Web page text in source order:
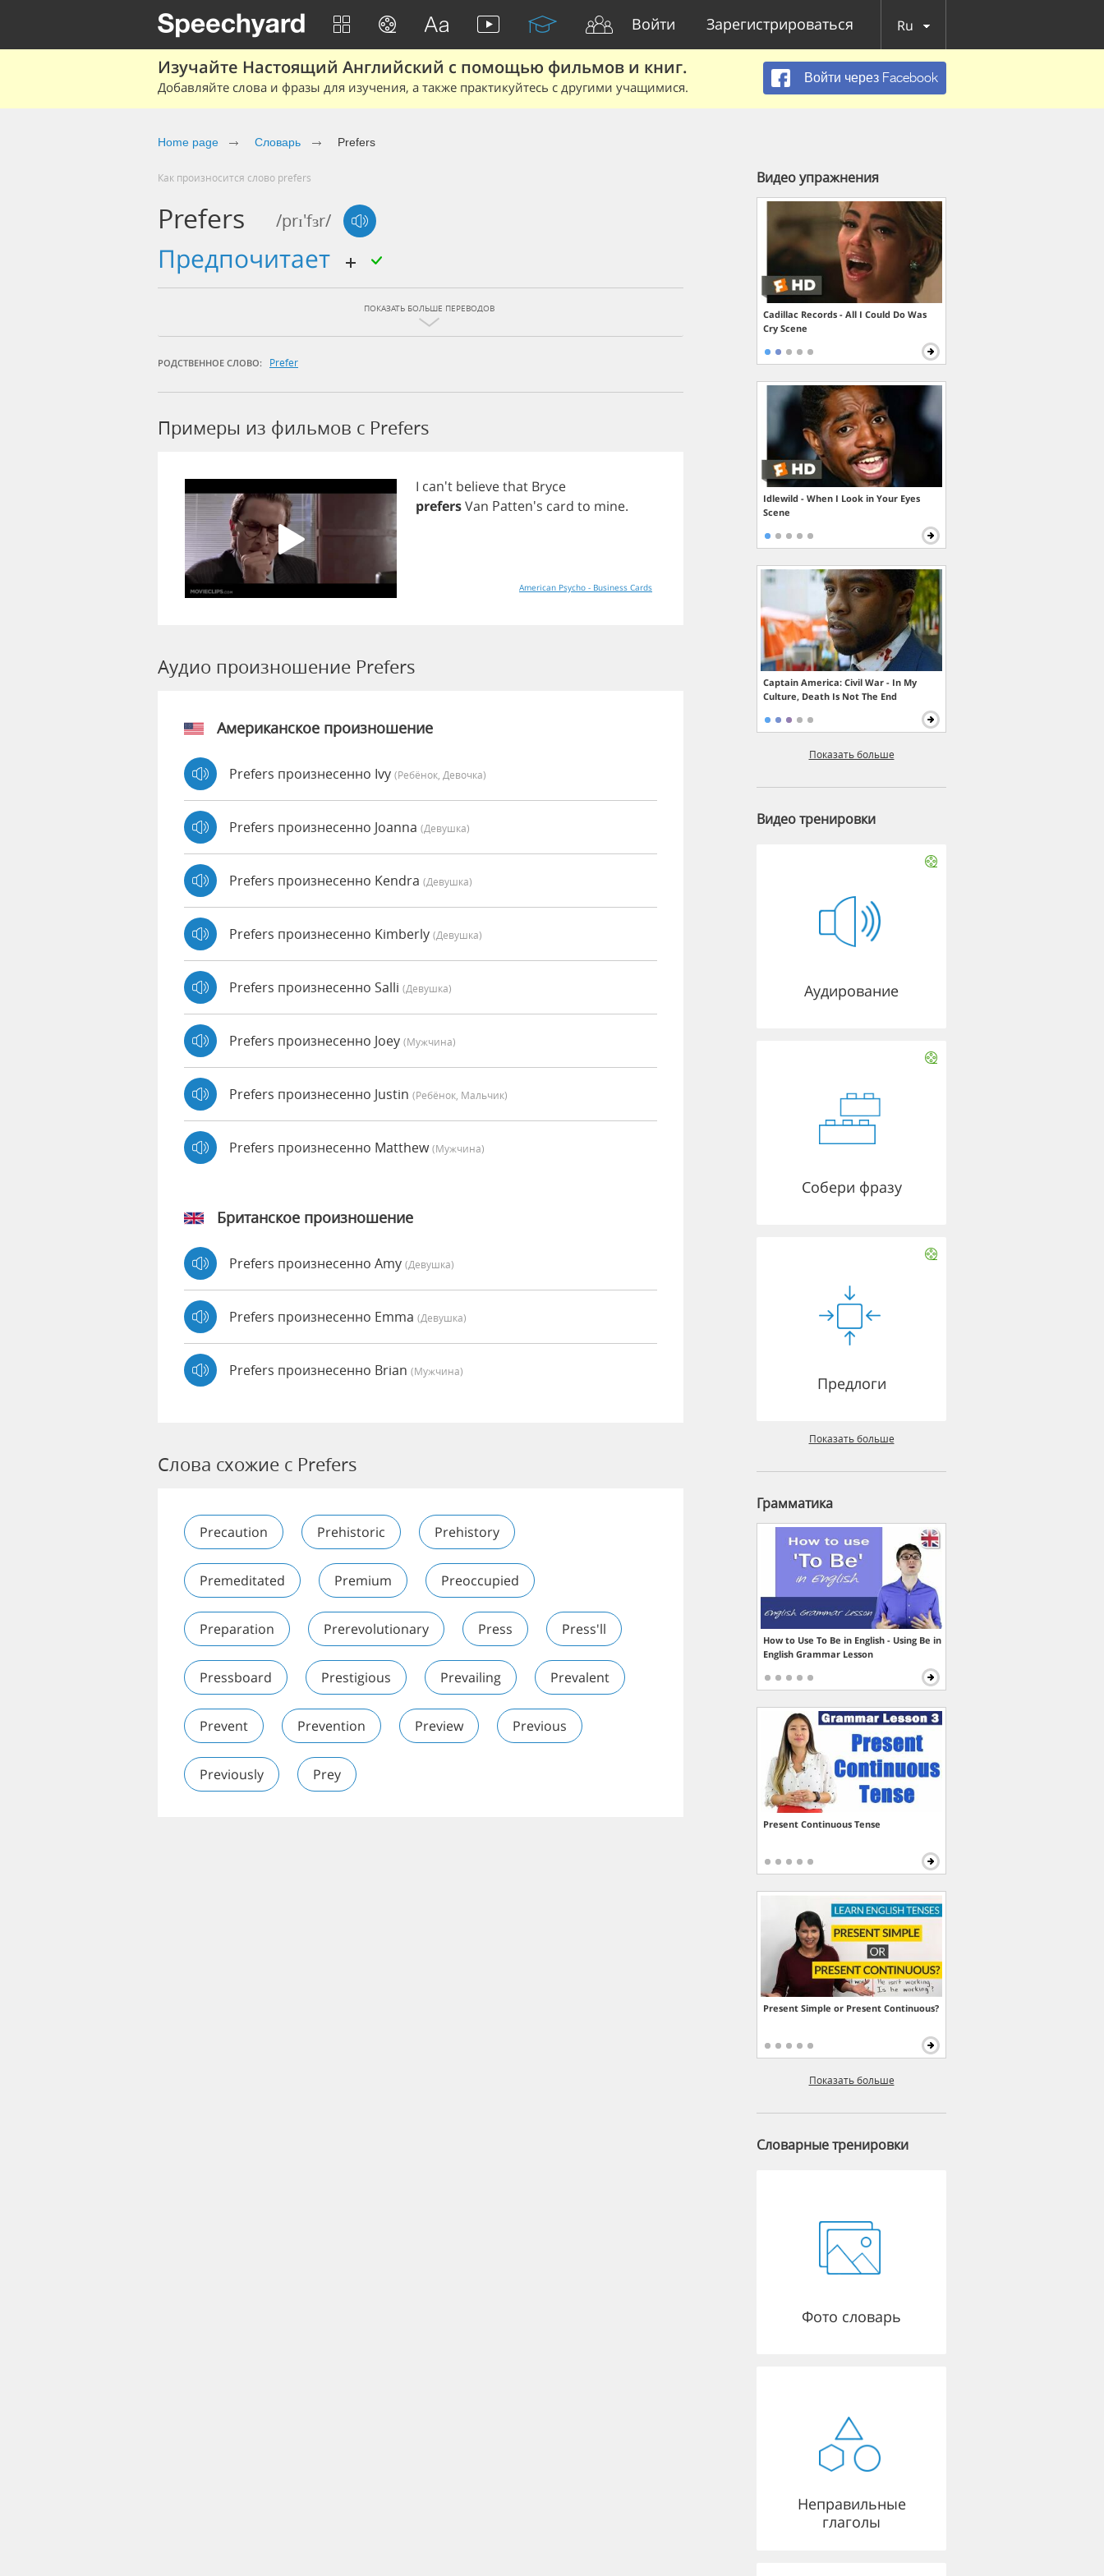
Войти Зарегистрироваться Ru
Изучайте Настоящий Английский с помощью фильмов и книг.
Добавляйте слова и фразы для изучения, а также практикуйтесь с другими учащимися.
Войти через Facebook
Home page Словарь Prefers
Как произносится слово prefers
Prefers /prɪ'fɜr/
предпочитает
ПОКАЗАТЬ БОЛЬШЕ ПЕРЕВОДОВ
РОДСТВЕННОЕ СЛОВО: Prefer
Примеры из фильмов c Prefers
I can't believethat Bryce
prefersVan Patten's card to mine.
American Psycho - Business Cards
Аудио произношение Prefers
Американское произношение
Prefers произнесенно Ivy (Ребёнок, Девочка)
Prefers произнесенно Joanna (девушка)
Prefers произнесенно Kendra (девушка)
Prefers произнесенно Kimberly (девушка)
Prefers произнесенно Salli (девушка)
Prefers произнесенно Joey (мужчина)
Prefers произнесенно Justin (Ребёнок, Мальчик)
Prefers произнесенно Matthew(мужчина)
Британское произношение
Prefers произнесенно Amy (девушка)
Prefers произнесенно Emma (девушка)
Prefers произнесенно Brian (мужчина)
Слова схожие с Prefers
Precaution Prehistoric Prehistory
Premeditated Premium Preoccupied
Preparation Prerevolutionary Press Press'll
Pressboard Prestigious Prevailing Prevalent
Prevent Prevention Preview Previous
Previously Prey
Видео упражнения
Cadillac Records - All I Could Do Was
Cry Scene
Idlewild - When I Look in Your Eyes
Scene
Captain America: Civil War - In My
Culture, Death Is Not The End
Показать больше
Видео тренировки
Аудирование
Собери фразу
Предлоги
Показать больше
Грамматика
How to Use To Be in English - Using Be in
English Grammar Lesson
Present Continuous Tense
Present Simple or Present Continuous?
Показать больше
Словарные тренировки
Фото словарь
Неправильные
глаголы